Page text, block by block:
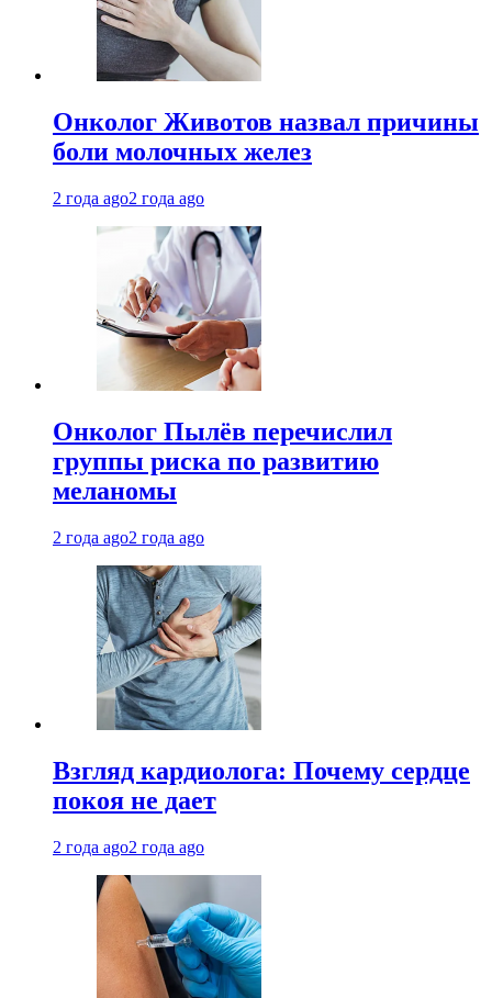
Онколог Животов назвал причины
боли молочных желез
2 года ago2 года ago
Онколог Пылёв перечислил
группы риска по развитию
меланомы
2 года ago2 года ago
Взгляд кардиолога: Почему сердце
покоя не дает
2 года ago2 года ago